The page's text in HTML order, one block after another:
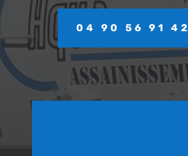
04 90 56 91 42